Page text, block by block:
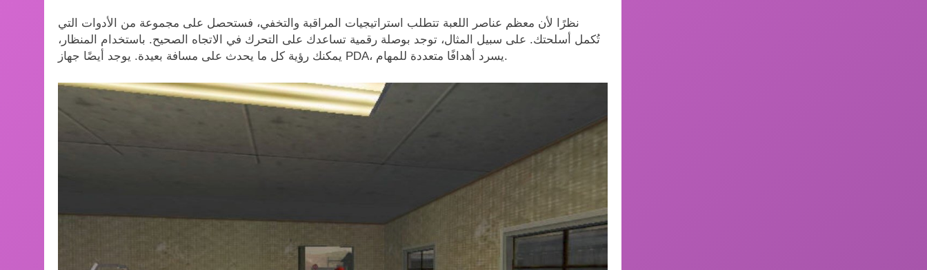
نظرًا لأن معظم عناصر اللعبة تتطلب استراتيجيات المراقبة والتخفي، فستحصل على مجموعة من الأدوات التي
تُكمل أسلحتك. على سبيل المثال، توجد بوصلة رقمية تساعدك على التحرك في الاتجاه الصحيح. باستخدام المنظار،
يمكنك رؤية كل ما يحدث على مسافة بعيدة. يوجد أيضًا جهاز PDA، يسرد أهدافًا متعددة للمهام.